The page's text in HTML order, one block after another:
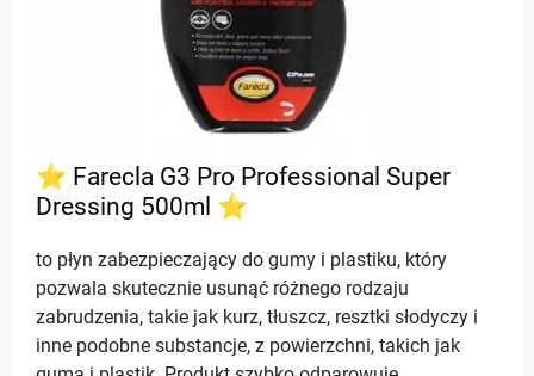
⭐ Farecla G3 Pro Professional Super
Dressing 500ml ⭐
to płyn zabezpieczający do gumy i plastiku, który
pozwala skutecznie usunąć różnego rodzaju
zabrudzenia, takie jak kurz, tłuszcz, resztki słodyczy i
inne podobne substancje, z powierzchni, takich jak